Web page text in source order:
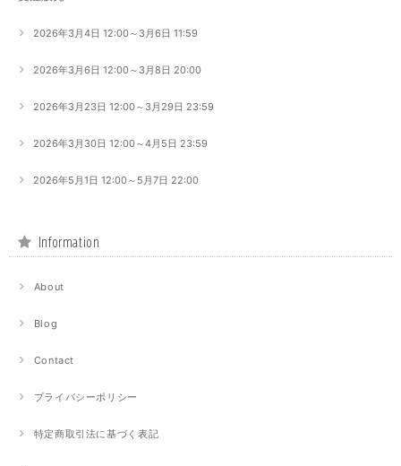
2026年3月4日 12:00～3月6日 11:59
2026年3月6日 12:00～3月8日 20:00
2026年3月23日 12:00～3月29日 23:59
2026年3月30日 12:00～4月5日 23:59
2026年5月1日 12:00～5月7日 22:00
Information
About
Blog
Contact
プライバシーポリシー
特定商取引法に基づく表記